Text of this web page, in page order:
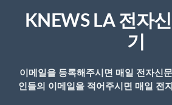
KNEWS LA 전자
기
이메일을 등록해주시면 매일 전자신
인들의 이메일을 적어주시면 매일 전